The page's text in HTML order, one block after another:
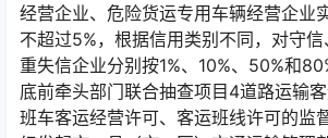
经营企业、危险货运专用车辆经营企业
不超过5%，根据信用类别不同，对守
重失信企业分别按1%、10%、50%和
底前牵头部门联合抽查项目4道路运输
班车客运经营许可、客运班线许可的监